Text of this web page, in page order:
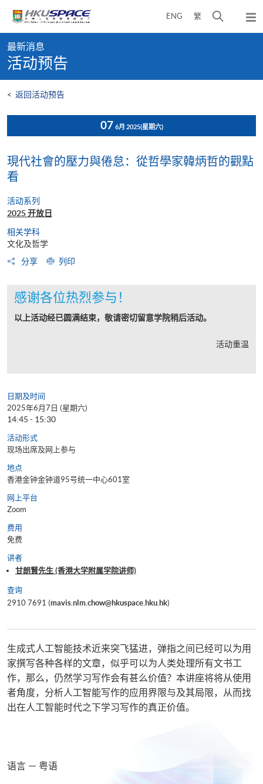
content
ENG 繁
开
弹
出
content
start
最新消息
活动预告
< 返回活动预告
07 6月 2025(星期六)
現代社會的壓力與倦怠：從哲學家韓炳哲的觀點
看
活动系列
2025 开放日
相关学科
文化及哲学
分享
列印
感谢各位热烈参与！
以上活动经已圆满结束，敬请密切留意学院稍后活动。
活动重温
日期及时间
2025年6月7日 (星期六)
14:45 - 15:30
活动形式
现场出席及网上参与
地点
香港金钟金钟道95号统一中心601室
网上平台
Zoom
费用
免费
讲者
甘朗賢先生 (香港大学附属学院讲师)
查询
2910 7691 (mavis.nlm.chow@hkuspace.hku.hk)
生成式人工智能技术近来突飞猛进，弹指之间已经可以为用
家撰写各种各样的文章，似乎可以为人类处理所有文书工
作，那么，仍然学习写作会有甚么价值？本讲座将将从使用
者角度，分析人工智能写作的应用界限与及其局限，从而找
出在人工智能时代之下学习写作的真正价值。
语言 － 粤语